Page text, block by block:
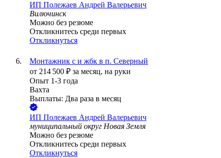
ИП Полежаев Андрей Валерьевич
Вилючинск
Можно без резюме
Откликнитесь среди первых
Откликнуться
Монтажник с и жбк в п. Северный
от 214 500 ₽ за месяц, на руки
Опыт 1-3 года
Вахта
Выплаты: Два раза в месяц
ИП Полежаев Андрей Валерьевич
муниципальный округ Новая Земля
Можно без резюме
Откликнитесь среди первых
Откликнуться